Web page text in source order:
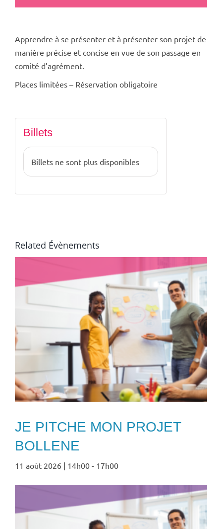
Apprendre à se présenter et à présenter son projet de
manière précise et concise en vue de son passage en
comité d’agrément.
Places limitées – Réservation obligatoire
Billets
Billets ne sont plus disponibles
Related Évènements
JE PITCHE MON PROJET
BOLLENE
11 août 2026 | 14h00 - 17h00